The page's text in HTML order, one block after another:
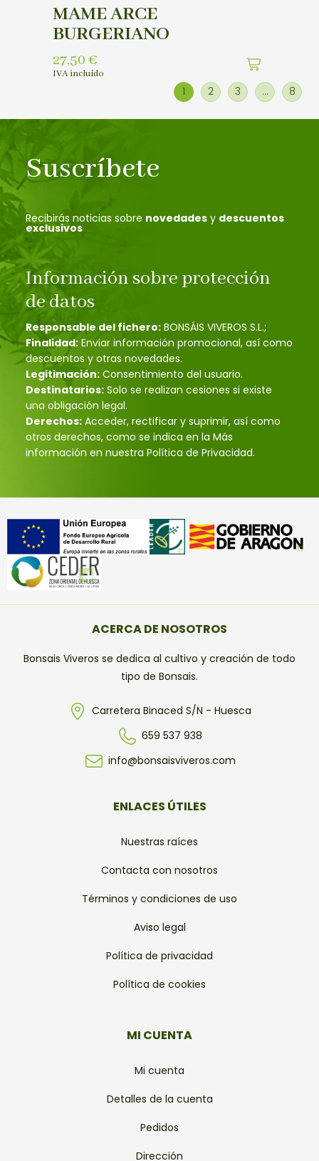
MAME ARCE
BURGERIANO
27,50 €
IVA incluído
1 2 3 … 8
Suscríbete
Recibirás noticias sobre novedades y descuentos
exclusivos
Información sobre protección
de datos
Responsable del fichero: BONSÁIS VIVEROS S.L.;
Finalidad: Enviar información promocional, así como
descuentos y otras novedades.
Legitimación: Consentimiento del usuario.
Destinatarios: Solo se realizan cesiones si existe
una obligación legal.
Derechos: Acceder, rectificar y suprimir, así como
otros derechos, como se indica en la Más
información en nuestra Política de Privacidad.
ACERCA DE NOSOTROS
Bonsais Viveros se dedica al cultivo y creación de todo
tipo de Bonsais.
Carretera Binaced S/N - Huesca
659 537 938
info@bonsaisviveros.com
ENLACES ÚTILES
Nuestras raíces
Contacta con nosotros
Términos y condiciones de uso
Aviso legal
Política de privacidad
Política de cookies
MI CUENTA
Mi cuenta
Detalles de la cuenta
Pedidos
Dirección